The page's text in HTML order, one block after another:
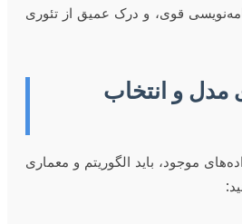
قوی، و درک عمیق از تئوری
و انتخاب
موجود، باید الگوریتم و معماری